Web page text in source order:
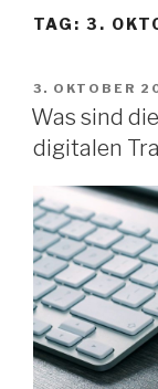
TAG: 3.
AM
3. OKTOBER
Was sind
digitalen